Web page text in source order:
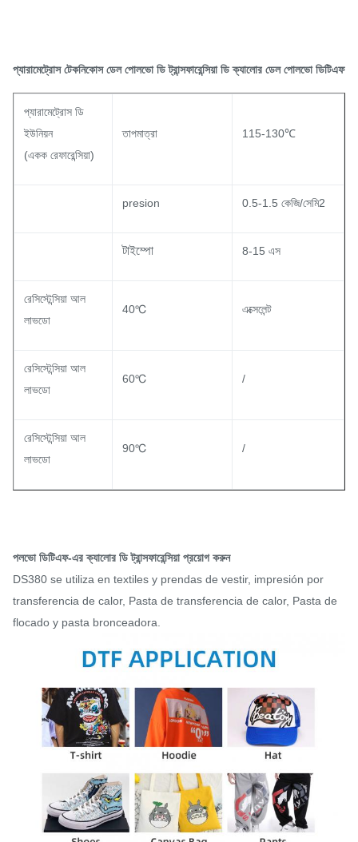
প্যারামেট্রোস টেকনিকোস ডেল পোলভো ডি ট্রান্সফারেন্সিয়া ডি ক্যালোর ডেল পোলভো ডিটিএফ
প্যারামেট্রোস ডি
ইউনিয়ন
(একক রেফারেন্সিয়া)
তাপমাত্রা 115-130℃
presion 0.5-1.5 কেজি/সেমি2
টাইম্পো 8-15 এস
রেসিস্টেন্সিয়া আল
লাভডো
40℃ এক্সেলেন্ট
রেসিস্টেন্সিয়া আল
লাভডো
60℃ /
রেসিস্টেন্সিয়া আল
লাভডো
90℃ /
পলভো ডিটিএফ-এর ক্যালোর ডি ট্রান্সফারেন্সিয়া প্রয়োগ করুন
DS380 se utiliza en textiles y prendas de vestir, impresión por
transferencia de calor, Pasta de transferencia de calor, Pasta de
flocado y pasta bronceadora.